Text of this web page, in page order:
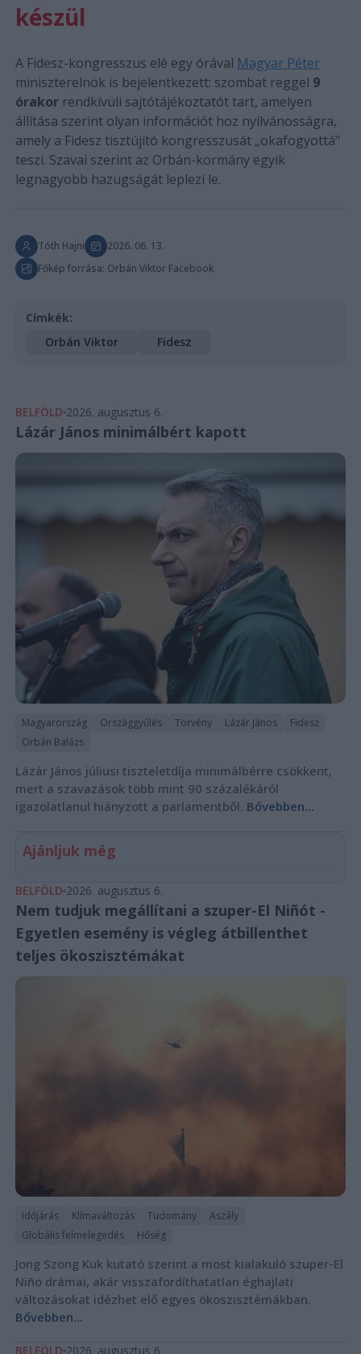
készül
A Fidesz-kongresszus elé egy órával Magyar Péter
miniszterelnök is bejelentkezett: szombat reggel 9
órakorrendkívüli sajtótájékoztatót tart, amelyen
állítása szerint olyan információt hoz nyilvánosságra,
amely a Fidesz tisztújító kongresszusát „okafogyottá"
teszi. Szavai szerint az Orbán-kormány egyik
legnagyobb hazugságát leplezi le.
Tóth Hajni
2026. 06. 13.
Főkép forrása: Orbán Viktor Facebook
Címkék:
Orbán Viktor
Fidesz
BELFÖLD 2026. augusztus 6.
Lázár János minimálbért kapott
Magyarország Országgyűlés Törvény Lázár János
Fidesz
Orbán Balázs
Lázár János júliusi tiszteletdíja minimálbérre csökkent,
mert a szavazások több mint 90 százalékáról
igazolatlanul hiányzott a parlamentből. Bővebben...
Ajánljuk még
BELFÖLD 2026. augusztus 6.
Nem tudjuk megállítani a szuper-El Niñót -
Egyetlen esemény is végleg átbillenthet
teljes ökoszisztémákat
Időjárás Klímaváltozás Tudomány
Aszály
Globális felmelegedés
Hőség
Jong Szong Kuk kutató szerint a most kialakuló szuper-El
Niño drámai, akár visszafordíthatatlan éghajlati
változásokat idézhet elő egyes ökoszisztémákban.
Bővebben...
BELFÖLD 2026. augusztus 6.